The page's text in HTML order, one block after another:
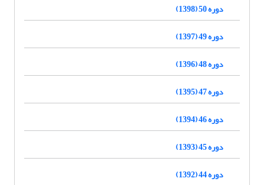
دوره 50 (1398)
دوره 49 (1397)
دوره 48 (1396)
دوره 47 (1395)
دوره 46 (1394)
دوره 45 (1393)
دوره 44 (1392)